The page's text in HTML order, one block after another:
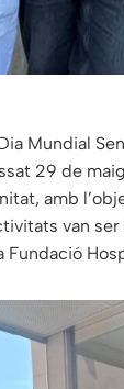
Mundial
29 de
amb
van
Fundació